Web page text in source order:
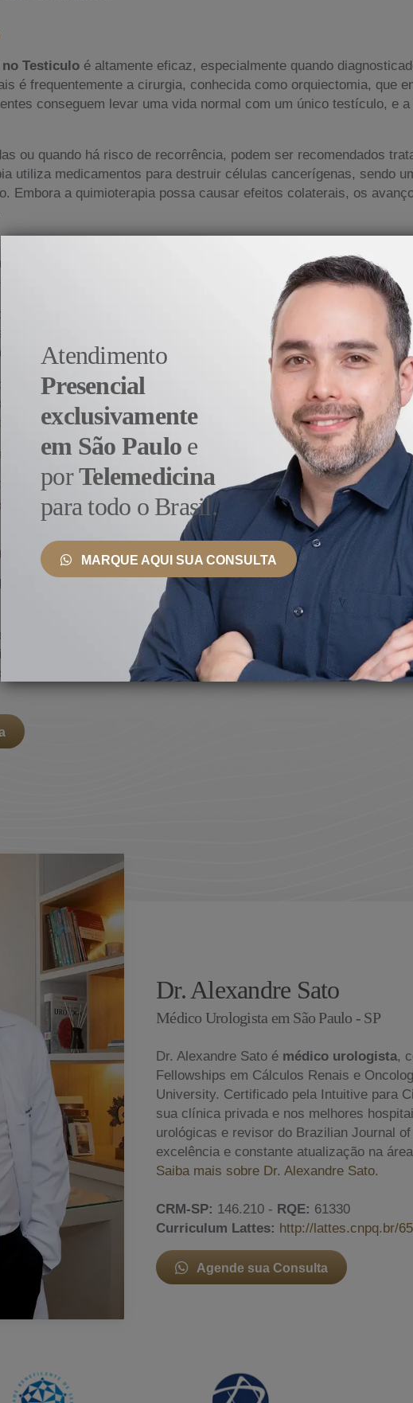
Testiculo é altamente eficaz, especialmente quando
é frequentemente a cirurgia, conhecida como orquiectomia, que
conseguem levar uma vida normal com um único testículo, e
ou quando há risco de recorrência, podem ser recomendados
utiliza medicamentos para destruir células cancerígenas, sendo
Embora a quimioterapia possa causar efeitos colaterais, os
considerada como parte do tratamento para o câncer de
após a cirurgia. Essa técnica utiliza radiação focalizada
saudáveis ao redor.
de câncer testicular, como os tumores de células germinativas,
continuam a explorar novas terapias e abordagens
e a qualidade de vida dos pacientes.
precoce, aliada a um plano de tratamento personalizado, destaca-
A colaboração estreita entre o paciente, oncologistas e outros
no enfrentamento dessa condição.
paratratamento de Caroço no Testiculo:
Clássica ou Convencional
e Cirurgias Urologicas
no Testiculo
especialista em Caroço no Testiculo
, que se diferencia por
a técnicas cirúrgicas modernas e tecnologia de ponta, como
no consultório da Rua Borges Lagoa, um importante polo
a pacientes em todo o Brasil e exterior
. Agende uma
os tratamentos mais indicados para o seu caso, procedimentos e
Dr. Alexandre Sato
Médico Urologista em São Paulo - SP
Dr. Alexandre Sato é médico urologista,
Fellowships em Cálculos Renais e
University. Certificado pela Intuitive para
sua clínica privada e nos melhores
urológicas e revisor do Brazilian Journal
excelência e constante atualização na
Saiba mais sobre Dr. Alexandre Sato.
CRM-SP: 146.210 - RQE: 61330
Curriculum Lattes: http://lattes.cnpq.br/
Agende sua Consulta
Atendimento
Presencial
exclusivamente
em São Paulo e
porTelemedicina
para todo o Brasil.
MARQUE AQUI SUA CONSULTA